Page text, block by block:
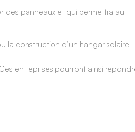
des panneaux et qui permettra au
la construction d’un hangar solaire
entreprises pourront ainsi